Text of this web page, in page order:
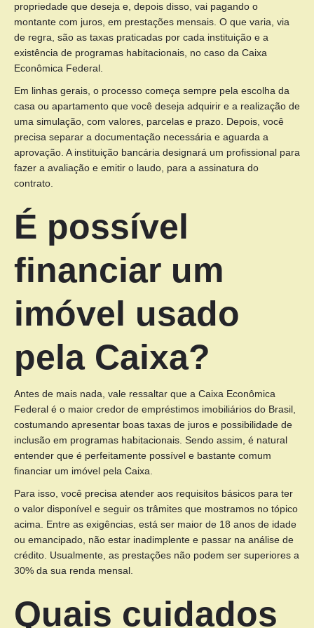
propriedade que deseja e, depois disso, vai pagando o
montante com juros, em prestações mensais. O que varia, via
de regra, são as taxas praticadas por cada instituição e a
existência de programas habitacionais, no caso da Caixa
Econômica Federal.
Em linhas gerais, o processo começa sempre pela escolha da
casa ou apartamento que você deseja adquirir e a realização de
uma simulação, com valores, parcelas e prazo. Depois, você
precisa separar a documentação necessária e aguarda a
aprovação. A instituição bancária designará um profissional para
fazer a avaliação e emitir o laudo, para a assinatura do
contrato.
É possível
financiar um
imóvel usado
pela Caixa?
Antes de mais nada, vale ressaltar que a Caixa Econômica
Federal é o maior credor de empréstimos imobiliários do Brasil,
costumando apresentar boas taxas de juros e possibilidade de
inclusão em programas habitacionais. Sendo assim, é natural
entender que é perfeitamente possível e bastante comum
financiar um imóvel pela Caixa.
Para isso, você precisa atender aos requisitos básicos para ter
o valor disponível e seguir os trâmites que mostramos no tópico
acima. Entre as exigências, está ser maior de 18 anos de idade
ou emancipado, não estar inadimplente e passar na análise de
crédito. Usualmente, as prestações não podem ser superiores a
30% da sua renda mensal.
Quais cuidados